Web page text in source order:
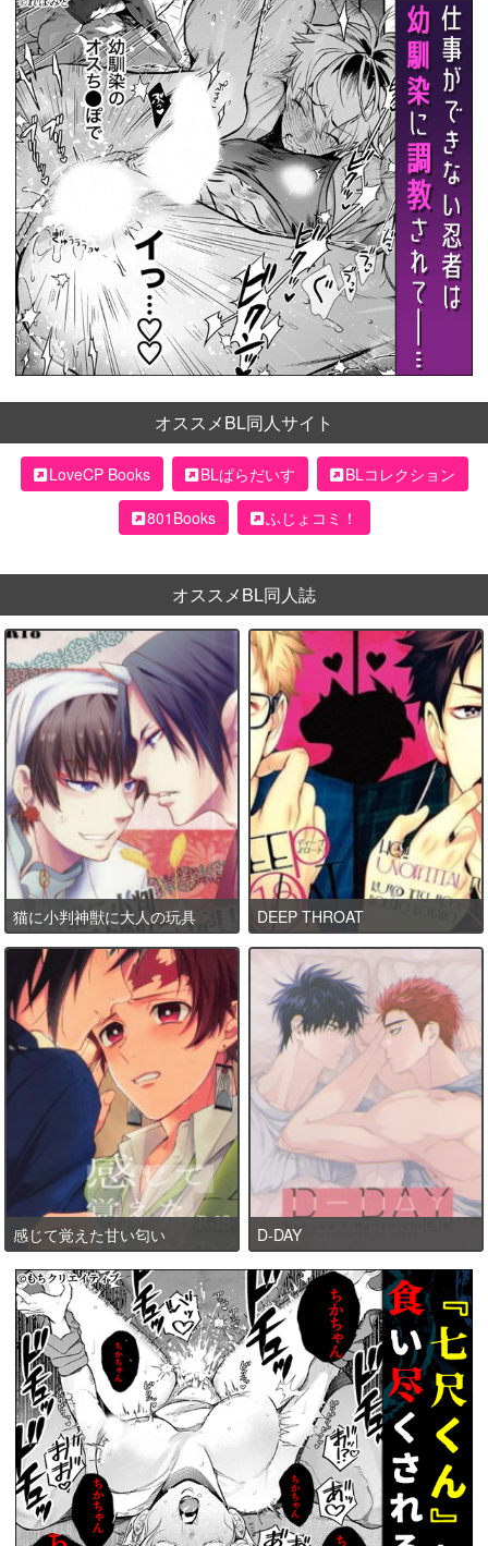
オススメBL同人サイト
LoveCP Books BLぱらだいす
BLコレクション
801Books
ふじょコミ！
オススメBL同人誌
猫に小判神獣に大人の玩具 DEEP THROAT
感じて覚えた甘い匂い D-DAY